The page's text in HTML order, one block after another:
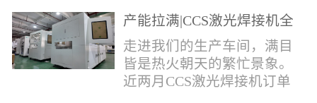
环挤压成型机、多功能锡环
卷绕成型机，两套专业锡环
制备设备，预制标准化锡环
搭配激光定点熔锡工艺，从
产能拉满|CCS激光焊接机全
力量产冲刺
走进我们的生产车间，满目
皆是热火朝天的繁忙景象。
近两月CCS激光焊接机订单